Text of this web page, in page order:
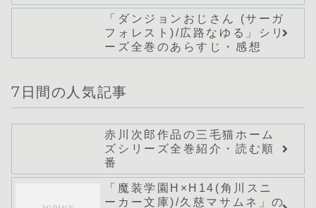
「ダンジョンおじさん (サーガ
フォレスト)/広路なゆる」シリ
ーズ全巻のあらすじ・感想
7日間の人気記事
赤川次郎作品の三毛猫ホーム
ズシリーズ全巻紹介・読む順
番
「魔装学園H×H14(角川スニ
ーカー文庫)/久慈マサムネ」の